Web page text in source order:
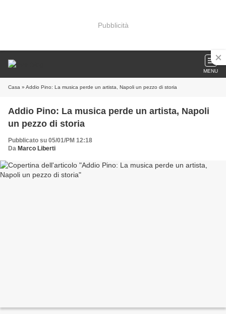
Pubblicità
MENU
Casa » Addio Pino: La musica perde un artista, Napoli un pezzo di storia
Addio Pino: La musica perde un artista, Napoli
un pezzo di storia
Pubblicato su 05/01/PM 12:18
Da Marco Liberti